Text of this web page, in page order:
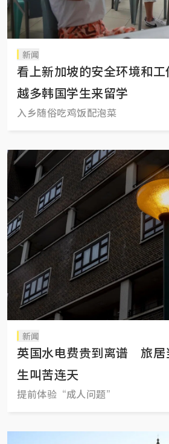
新闻
看上新加坡的安全环境和
越多韩国学生来留学
入乡随俗吃鸡饭配泡菜
新闻
英国水电费贵到离谱 旅居
生叫苦连天
提前体验“成人问题”